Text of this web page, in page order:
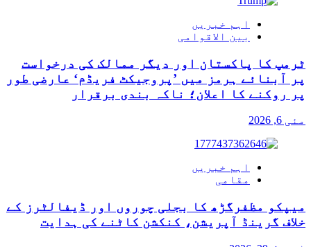
اہم خبریں
بین الاقوامی
ٹرمپ کا پاکستان اور دیگر ممالک کی درخواست
پر آبنائے ہرمز میں ’پروجیکٹ فریڈم‘ عارضی طور
پر روکنے کا اعلان؛ ناکہ بندی برقرار
مئی 6, 2026
اہم خبریں
مقامی
میپکو مظفرگڑھ کا بجلی چوروں اور ڈیفالٹرز کے
خلاف گرینڈ آپریشن، کنکشن کاٹنے کی ہدایت